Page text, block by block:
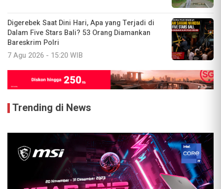
Digerebek Saat Dini Hari, Apa yang Terjadi di
Dalam Five Stars Bali? 53 Orang Diamankan
Bareskrim Polri
7 Agu 2026 - 15:20 WIB
Trending di News